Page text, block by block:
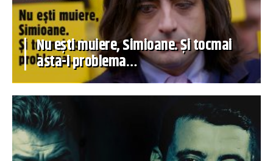
Nu ești muiere, Simioane. Și tocmai
asta-i problema…